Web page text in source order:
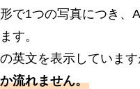
で1つの写真につき、
す。
英文を表示しています
流れません。